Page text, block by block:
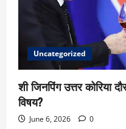
Uncategorized
शी जिनपिंग उत्तर कोरिया
विषय?
June 6, 2026 0